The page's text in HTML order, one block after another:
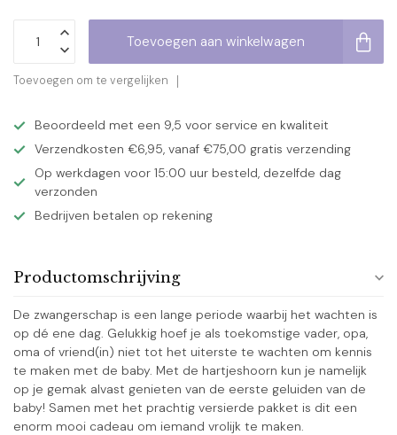
Toevoegen aan winkelwagen
Toevoegen om te vergelijken
Beoordeeld met een 9,5 voor service en kwaliteit
Verzendkosten €6,95, vanaf €75,00 gratis verzending
Op werkdagen voor 15:00 uur besteld, dezelfde dag
verzonden
Bedrijven betalen op rekening
Productomschrijving
De zwangerschap is een lange periode waarbij het wachten is
op dé ene dag. Gelukkig hoef je als toekomstige vader, opa,
oma of vriend(in) niet tot het uiterste te wachten om kennis
te maken met de baby. Met de hartjeshoorn kun je namelijk
op je gemak alvast genieten van de eerste geluiden van de
baby! Samen met het prachtig versierde pakket is dit een
enorm mooi cadeau om iemand vrolijk te maken.